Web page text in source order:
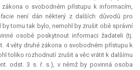
o svobodném přístupu k informacím,
není dán některý z dalších důvodů pro
tomu tak bylo, nemohl by zrušit obě správní
osobě poskytnout informaci žadateli (tj.
4 věty druhé zákona o svobodném přístupu k
toliko rozhodnutí zrušit a věc vrátit k dalšímu
odst. 3 s. ř. s.), v němž by povinná osoba